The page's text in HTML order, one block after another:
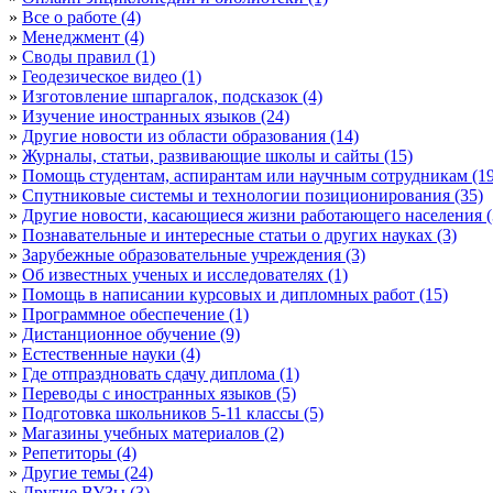
» Все о работе (4)
» Менеджмент (4)
» Своды правил (1)
» Геодезическое видео (1)
» Изготовление шпаргалок, подсказок (4)
» Изучение иностранных языков (24)
» Другие новости из области образования (14)
» Журналы, статьи, развивающие школы и сайты (15)
» Помощь студентам, аспирантам или научным сотрудникам
» Спутниковые системы и технологии позиционирования (35)
» Другие новости, касающиеся жизни работающего населения
» Познавательные и интересные статьи о других науках (3)
» Зарубежные образовательные учреждения (3)
» Об известных ученых и исследователях (1)
» Помощь в написании курсовых и дипломных работ (15)
» Программное обеспечение (1)
» Дистанционное обучение (9)
» Естественные науки (4)
» Где отпраздновать сдачу диплома (1)
» Переводы с иностранных языков (5)
» Подготовка школьников 5-11 классы (5)
» Магазины учебных материалов (2)
» Репетиторы (4)
» Другие темы (24)